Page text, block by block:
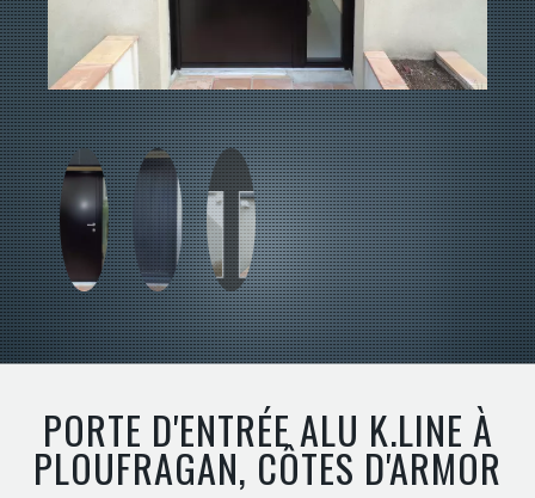
PORTE D'ENTRÉE ALU K.LINE À
PLOUFRAGAN, CÔTES D'ARMOR